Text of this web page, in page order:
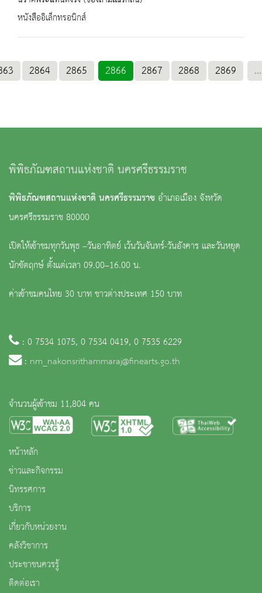
หนังสืออิเล็กทรอนิกส์
2864 2865 2866 2867 2868 2869 ...
พิพิธภัณฑสถานแห่งชาติ นครศรีธรรมราช
พิพิธภัณฑสถานแห่งชาติ นครศรีธรรมราชอำเภอเมือง จังหวัด
นครศรีธรรมราช 80000
เปิดให้เข้าชมทุกวันพุธ –วันอาทิตย์ เว้นวันจันทร์-วันอังคาร และวันหยุด
นักขัตฤกษ์ ตั้งแต่เวลา 09.00–16.00 น.
ค่าเข้าชมคนไทย 30 บาท ชาวต่างประเทศ 150 บาท
: 0 7534 1075, 0 7534 0419, 0 7535 6229
: nm_nakonsrithammaraj@finearts.go.th
จำนวนผู้เข้าชม 11,804 คน
หน้าหลัก
ข่าวและกิจกรรม
นิทรรศการ
บริการ
เกี่ยวกับหน่วยงาน
คลังวิชาการ
ประชาชนควรรู้
ติดต่อเรา